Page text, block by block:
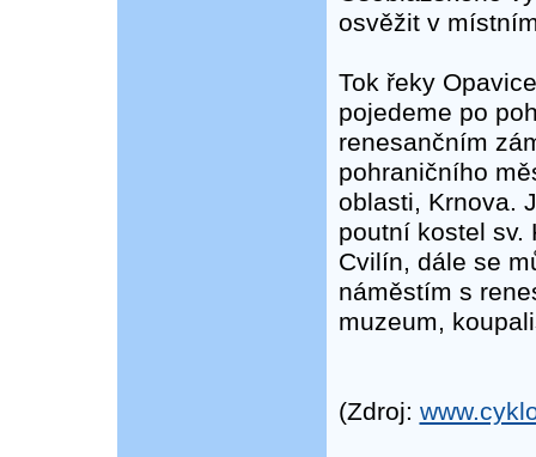
osvěžit v
Tok řeky
pojedeme po
renesančním
pohraničního
oblasti, Krnova.
poutní kostel sv.
Cvilín, dále se
náměstím s
muzeum,
(Zdroj: